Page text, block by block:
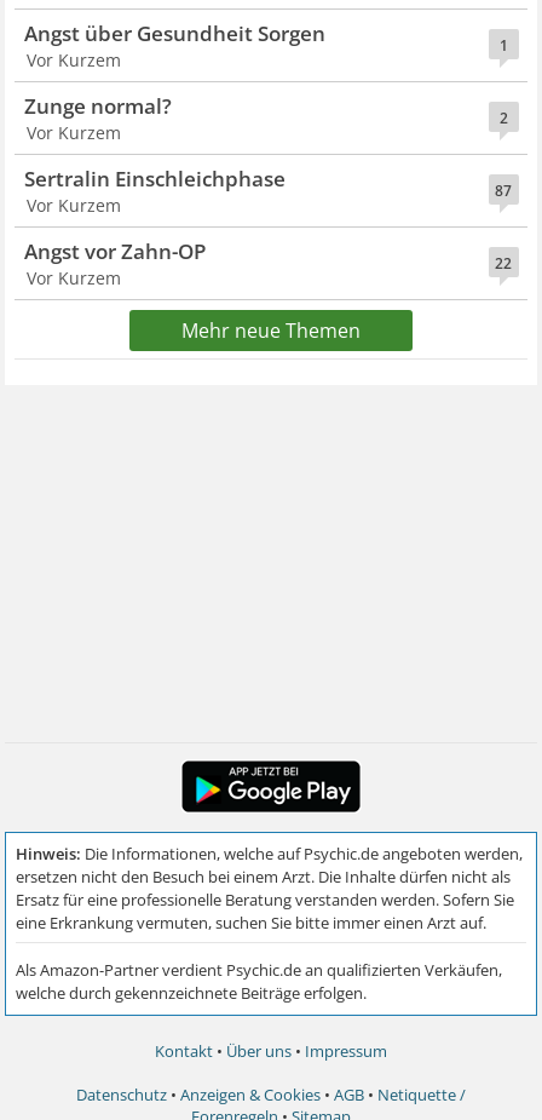
1
Angst über Gesundheit Sorgen
Vor Kurzem
2
Zunge normal?
Vor Kurzem
87
Sertralin Einschleichphase
Vor Kurzem
22
Angst vor Zahn-OP
Vor Kurzem
Mehr neue Themen
Kontakt • Über uns • Impressum
Datenschutz • Anzeigen & Cookies • AGB • Netiquette /